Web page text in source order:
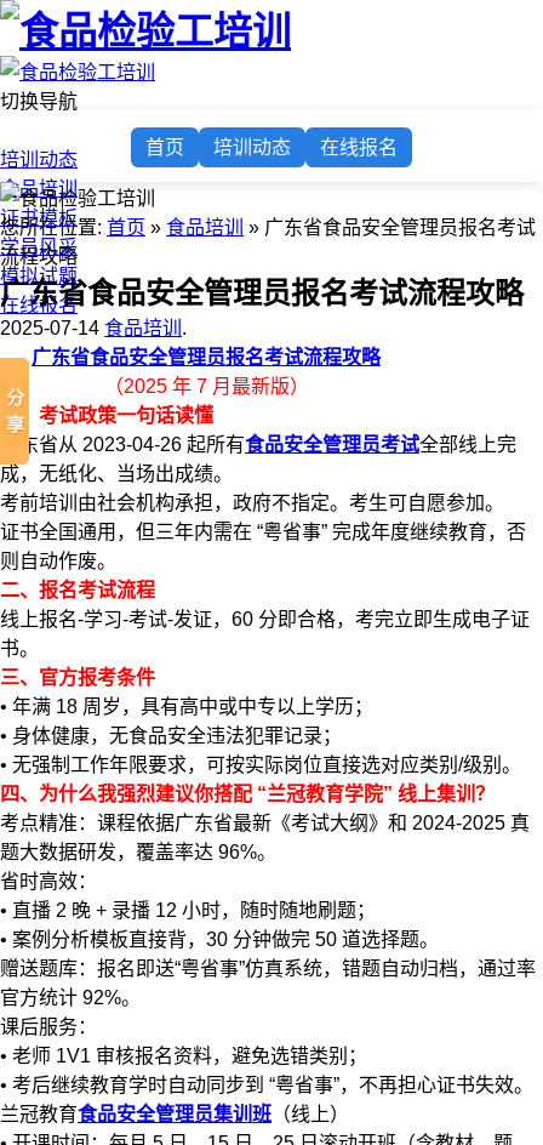
切换导航
培训动态
食品培训
证书模板
学员风采
模拟试题
在线报名
首页 培训动态 在线报名
您所在位置: 首页 » 食品培训
» 广东省食品安全管理员报名考试
流程攻略
广东省食品安全管理员报名考试流程攻略
2025-07-14 食品培训 .
广东省食品安全管理员报名考试流程攻略
（2025 年 7 月最新版）
一、考试政策一句话读懂
广东省从 2023-04-26 起所有食品安全管理员考试全部线上完
成，无纸化、当场出成绩。
考前培训由社会机构承担，政府不指定。考生可自愿参加。
证书全国通用，但三年内需在 “粤省事” 完成年度继续教育，否
则自动作废。
二、报名考试流程
线上报名-学习-考试-发证，60 分即合格，考完立即生成电子证
书。
三、官方报考条件
• 年满 18 周岁，具有高中或中专以上学历；
• 身体健康，无食品安全违法犯罪记录；
• 无强制工作年限要求，可按实际岗位直接选对应类别/级别。
四、为什么我强烈建议你搭配 “兰冠教育学院” 线上集训？
考点精准：课程依据广东省最新《考试大纲》和 2024-2025 真
题大数据研发，覆盖率达 96%。
省时高效：
• 直播 2 晚 + 录播 12 小时，随时随地刷题；
• 案例分析模板直接背，30 分钟做完 50 道选择题。
赠送题库：报名即送“粤省事”仿真系统，错题自动归档，通过率
官方统计 92%。
课后服务：
• 老师 1V1 审核报名资料，避免选错类别；
• 考后继续教育学时自动同步到 “粤省事”，不再担心证书失效。
兰冠教育食品安全管理员集训班 （线上）